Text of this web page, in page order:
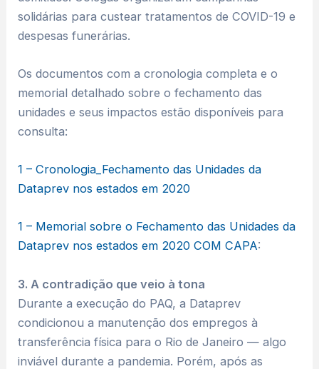
solidárias para custear tratamentos de COVID-19 e
despesas funerárias.
Os documentos com a cronologia completa e o
memorial detalhado sobre o fechamento das
unidades e seus impactos estão disponíveis para
consulta:
1 – Cronologia_Fechamento das Unidades da
Dataprev nos estados em 2020
1 – Memorial sobre o Fechamento das Unidades da
Dataprev nos estados em 2020 COM CAPA:
3. A contradição que veio à tona
Durante a execução do PAQ, a Dataprev
condicionou a manutenção dos empregos à
transferência física para o Rio de Janeiro — algo
inviável durante a pandemia. Porém, após as